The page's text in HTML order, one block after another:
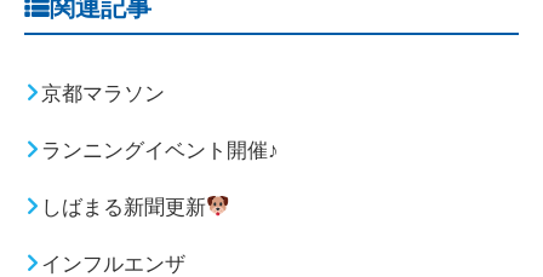
関連記事
京都マラソン
ランニングイベント開催♪
しばまる新聞更新
インフルエンザ